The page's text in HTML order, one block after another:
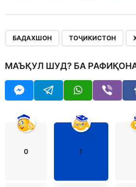
БАДАХШОН ТОҶИКИСТОН
МАЪҚУЛ ШУД? БА
0 1